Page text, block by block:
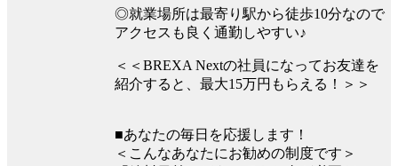
◎就業場所は最寄り駅から徒歩10分なので
アクセスも良く通勤しやすい♪
＜＜BREXA Nextの社員になってお友達を
紹介すると、最大15万円もらえる！＞＞
■あなたの毎日を応援します！
＜こんなあなたにお勧めの制度です＞